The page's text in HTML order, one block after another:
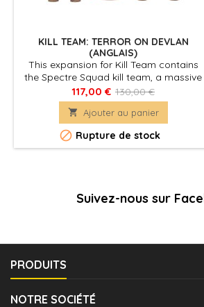
KILL TEAM: TERROR ON DEVLAN
(ANGLAIS)
This expansion for Kill Team contains
the Spectre Squad kill team, a massive
Red Terror non-player operative, a host
of lesser Tyranid non-player operatives,
and all the rules you'll need to use them
in your games. Designed to be played
either cooperatively or solo, a series of
9 Joint Ops missions will see your
117,00 € 130,00 €
 Ajouter au panier
 Rupture de stock
Suivez-nous sur
PRODUITS
NOTRE SOCIÉTÉ